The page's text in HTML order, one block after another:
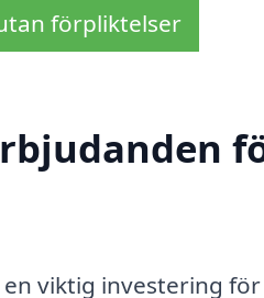
förpliktelser
viktig investering